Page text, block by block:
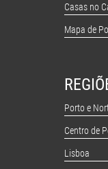
Casas no
Mapa de
Porto e
Centro de
Lisboa